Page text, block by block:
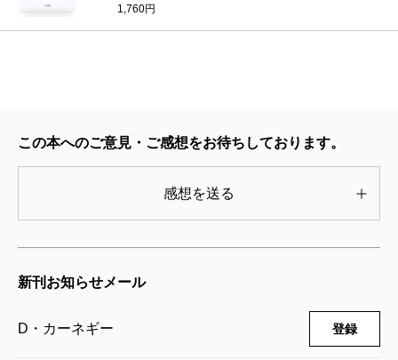
です。夫人による「改訂版」の翻訳でした。もちろ
は違い、原書で触れるカーネギーは、「まだ若さとエ
カーネギーのほうが好きになりました。もし、自分が
1,760円
この本へのご意見・ご感想をお待ちしております。
感想を送る
新刊お知らせメール
D・カーネギー 登録